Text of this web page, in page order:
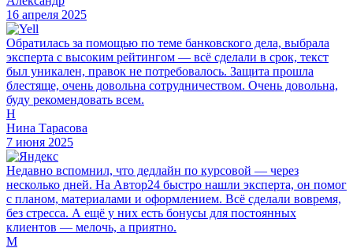
16 апреля 2025
Обратилась за помощью по теме банковского дела, выбрала
эксперта с высоким рейтингом — всё сделали в срок, текст
был уникален, правок не потребовалось. Защита прошла
блестяще, очень довольна сотрудничеством. Очень довольна,
буду рекомендовать всем.
Н
Нина Тарасова
7 июня 2025
Недавно вспомнил, что дедлайн по курсовой — через
несколько дней. На Автор24 быстро нашли эксперта, он помог
с планом, материалами и оформлением. Всё сделали вовремя,
без стресса. А ещё у них есть бонусы для постоянных
клиентов — мелочь, а приятно.
М